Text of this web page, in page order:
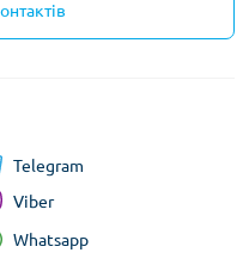
Telegram
Viber
Whatsapp